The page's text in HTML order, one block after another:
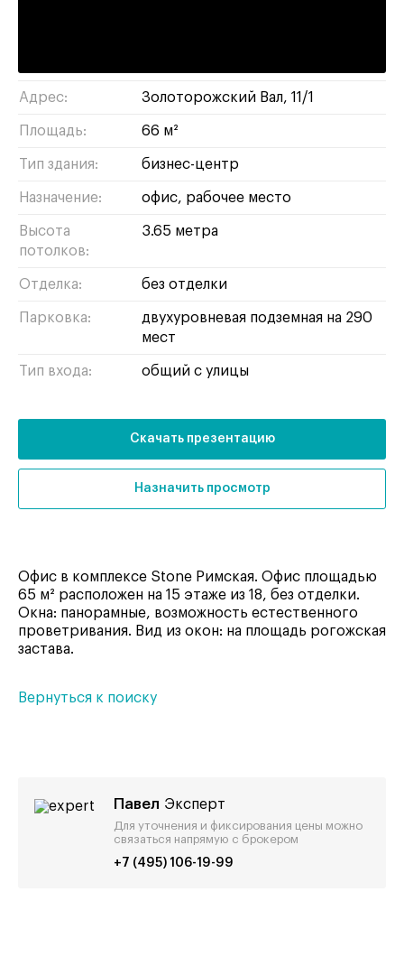
Адрес: Золоторожский Вал, 11/1
Площадь: 66 м²
Тип здания: бизнес-центр
Назначение: офис рабочее место
Высота
потолков:
3.65 метра
Отделка: без отделки
Парковка:
двухуровневая подземная на 290
мест
Тип входа: общий с улицы
Скачать презентацию
Назначить просмотр
Офис в комплексе Stone Римская. Офис площадью
65 м² расположен на 15 этаже из 18, без отделки.
Окна: панорамные, возможность естественного
проветривания. Вид из окон: на площадь рогожская
застава.
Вернуться к поиску
Павел Эксперт
Для уточнения и фиксирования цены можно
связаться напрямую с брокером
+7 (495) 106-19-99